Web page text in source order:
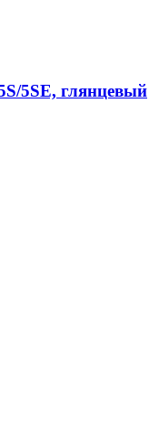
5SE, глянцевый